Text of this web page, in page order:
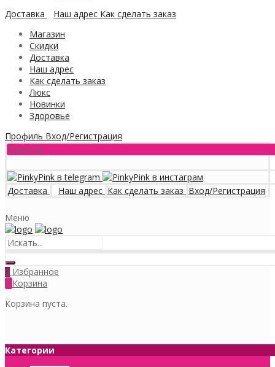
Доставка
Наш адрес Как сделать заказ
Магазин
Скидки
Доставка
Наш адрес
Как сделать заказ
Люкс
Новинки
Здоровье
Профиль Вход/Регистрация
Новости
Доставка Наш адрес Как сделать заказ Вход/Регистрация
Меню
0 Избранное
0 Корзина
Корзина пуста.
Категории